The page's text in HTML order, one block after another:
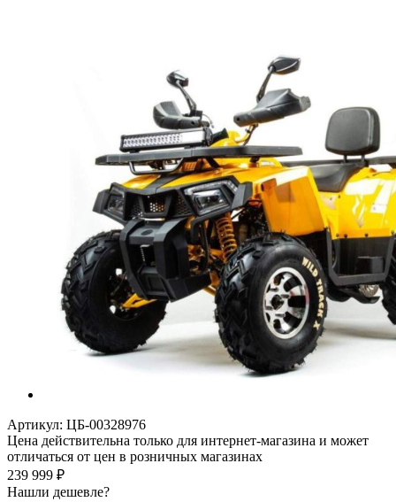
Артикул: ЦБ-00328976
Цена действительна только для интернет-магазина и может
отличаться от цен в розничных магазинах
239 999 ₽
Нашли дешевле?